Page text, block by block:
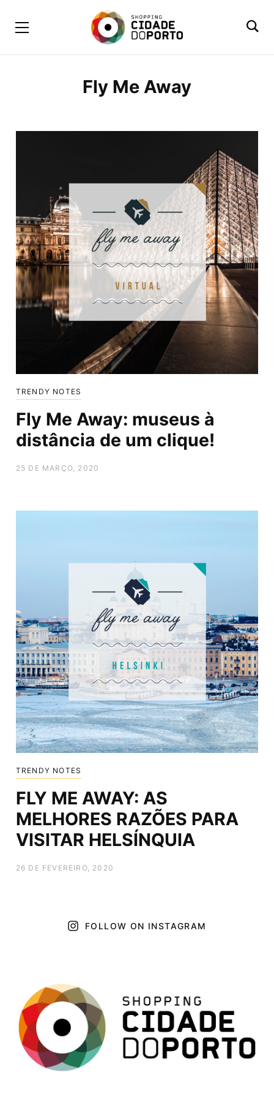
Fly Me Away
TRENDY NOTES
Fly Me Away: museus à
distância de um clique!
25 DE MARÇO, 2020
TRENDY NOTES
FLY ME AWAY: AS
MELHORES RAZÕES PARA
VISITAR HELSÍNQUIA
26 DE FEVEREIRO, 2020
FOLLOW ON INSTAGRAM